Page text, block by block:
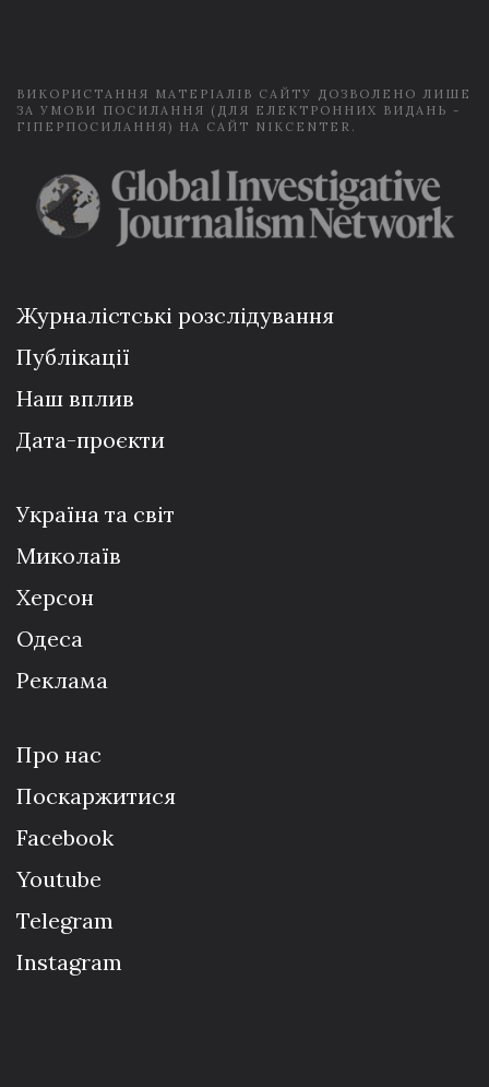
ВИКОРИСТАННЯ МАТЕРІАЛІВ САЙТУ ДОЗВОЛЕНО ЛИШЕ
ЗА УМОВИ ПОСИЛАННЯ (ДЛЯ ЕЛЕКТРОННИХ ВИДАНЬ -
ГІПЕРПОСИЛАННЯ) НА САЙТ NIKCENTER.
Журналістські розслідування
Публікації
Наш вплив
Дата-проєкти
Україна та світ
Миколаїв
Херсон
Одеса
Реклама
Про нас
Поскаржитися
Facebook
Youtube
Telegram
Instagram